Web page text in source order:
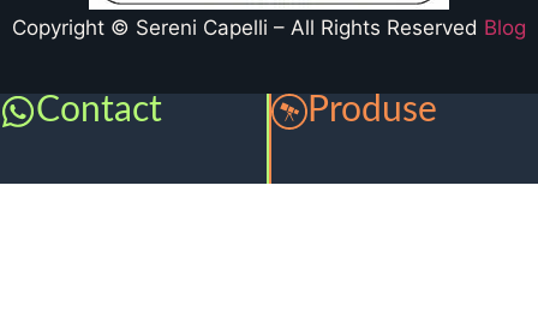
Copyright © Sereni Capelli – All Rights Reserved Blog
Contact Produse